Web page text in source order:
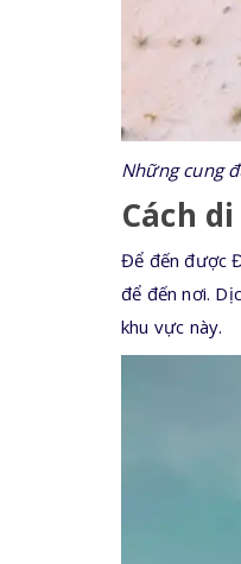
Những cung
Cách
Để đến được
để đến nơi.
khu vực này.